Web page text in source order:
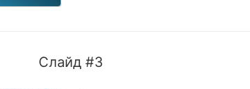
Слайд #3